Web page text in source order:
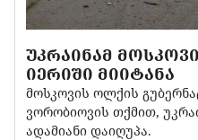
ᲣᲙᲠᲐᲘᲜᲐᲛ
ᲘᲔᲠᲘᲨᲘ ᲛᲘᲘᲢᲐᲜᲐ
მოსკოვის ოლქის
ვორობიოვის თქმით,
ადამიანი დაიღუპა.